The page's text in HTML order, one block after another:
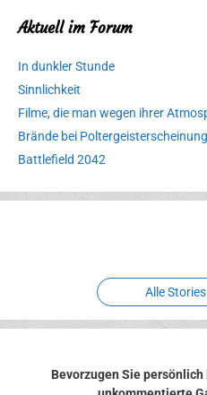
Aktuell im Forum
In dunkler Stunde
Sinnlichkeit
Filme, die man wegen ihrer
Brände bei
Battlefield 2042
Erlebnispark
Alle
Bevorzugen Sie